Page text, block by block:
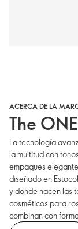
ACERCA DE LA
The ONE
La tecnología
la multitud con
empaques
diseñado en
y donde nacen las
cosméticos para
combinan con